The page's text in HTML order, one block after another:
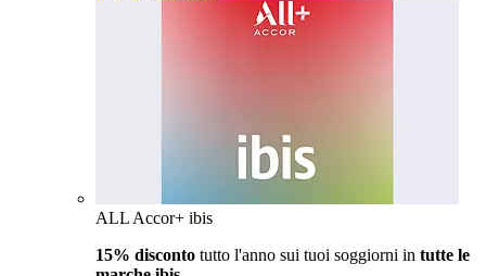
ALL Accor+ ibis
15% disconto tutto l'anno sui tuoi soggiorni in tutte le